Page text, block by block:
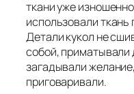
ткани уже
использовали
Детали кукол не
собой, приматывали
загадывали
приговаривали.